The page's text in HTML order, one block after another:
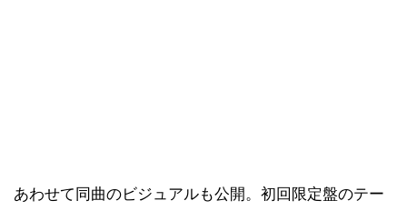
あわせて同曲のビジュアルも公開。初回限定盤のテー